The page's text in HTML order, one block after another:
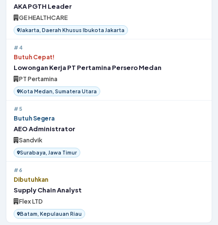
AKA PGTH Leader
GE HEALTHCARE
Jakarta, Daerah Khusus Ibukota Jakarta
#4
Butuh Cepat!
Lowongan Kerja PT Pertamina Persero Medan
PT Pertamina
Kota Medan, Sumatera Utara
#5
Butuh Segera
AEO Administrator
Sandvik
Surabaya, Jawa Timur
#6
Dibutuhkan
Supply Chain Analyst
Flex LTD
Batam, Kepulauan Riau